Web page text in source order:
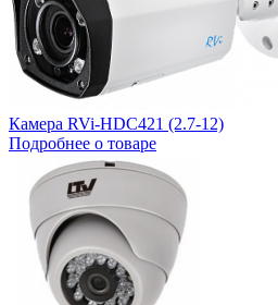
Камера RVi-HDC421 (2.7-12)
Подробнее о товаре